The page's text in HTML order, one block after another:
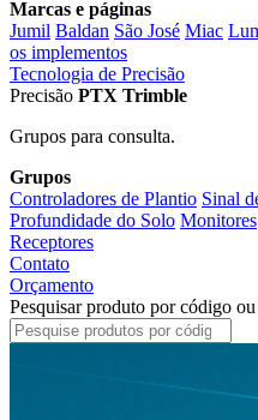
Marcas e páginas
Jumil Baldan São José Miac
os implementos
Tecnologia de Precisão
Precisão PTX Trimble
Grupos para consulta.
Grupos
Controladores de Plantio Sinal
Profundidade do Solo Monitores
Receptores
Contato
Orçamento
Pesquisar produto por código